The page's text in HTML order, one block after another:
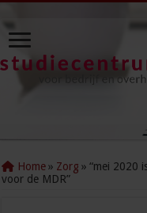
Home » Zorg » “mei 2020
voor de MDR”